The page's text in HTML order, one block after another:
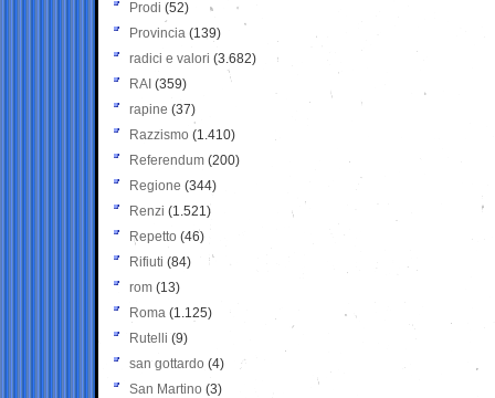
Prodi (52)
Provincia (139)
radici e valori (3.682)
RAI (359)
rapine (37)
Razzismo (1.410)
Referendum (200)
Regione (344)
Renzi (1.521)
Repetto (46)
Rifiuti (84)
rom (13)
Roma (1.125)
Rutelli (9)
san gottardo (4)
San Martino (3)